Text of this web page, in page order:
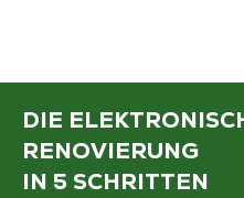
DIE
RENOVIERUNG
IN 5 SCHRITTEN